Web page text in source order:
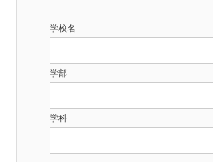
学校名
学部
学科